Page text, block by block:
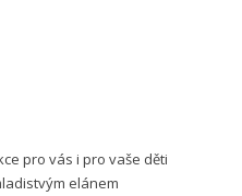
pro vás i pro vaše děti
elánem